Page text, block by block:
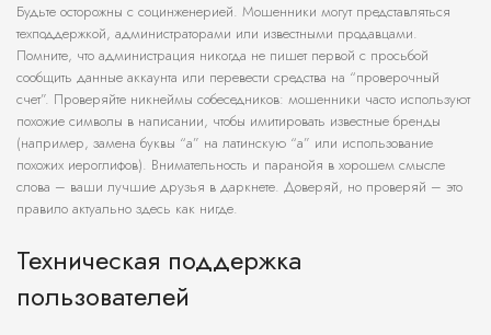
Будьте осторожны с социнженерией. Мошенники могут представляться
техподдержкой, администраторами или известными продавцами.
Помните, что администрация никогда не пишет первой с просьбой
сообщить данные аккаунта или перевести средства на “проверочный
счет”. Проверяйте никнеймы собеседников: мошенники часто используют
похожие символы в написании, чтобы имитировать известные бренды
(например, замена буквы “а” на латинскую “a” или использование
похожих иероглифов). Внимательность и паранойя в хорошем смысле
слова – ваши лучшие друзья в даркнете. Доверяй, но проверяй – это
правило актуально здесь как нигде.
Техническая поддержка
пользователей